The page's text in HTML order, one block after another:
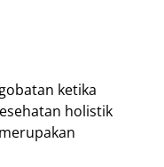
ketika
holistik